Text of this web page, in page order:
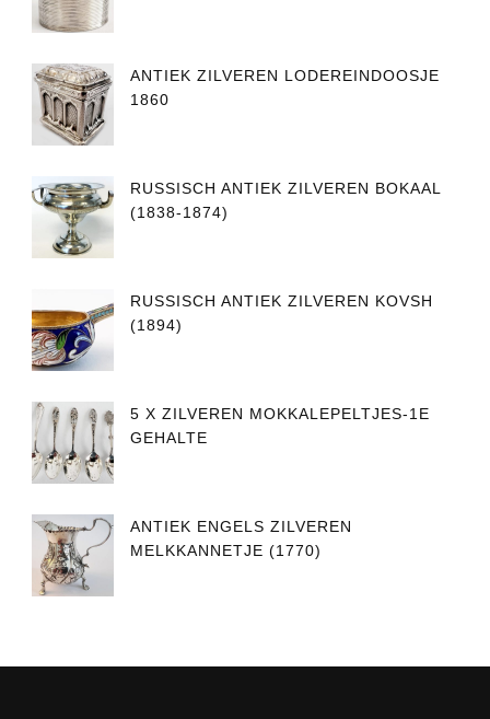
ANTIEK ZILVEREN LODEREINDOOSJE
1860
RUSSISCH ANTIEK ZILVEREN BOKAAL
(1838-1874)
RUSSISCH ANTIEK ZILVEREN KOVSH
(1894)
5 X ZILVEREN MOKKALEPELTJES-1E
GEHALTE
ANTIEK ENGELS ZILVEREN
MELKKANNETJE (1770)